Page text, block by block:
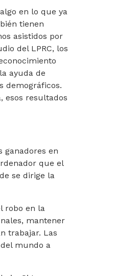
en lo que ya
tienen
asistidos por
del LPRC, los
ayuda de
demográficos.
esos resultados
ganadores en
que el
se dirige la
robo en la
mantener
trabajar. Las
mundo a